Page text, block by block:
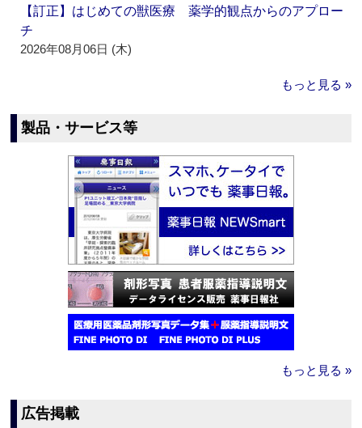
【訂正】はじめての獣医療 薬学的観点からのアプロー
チ
2026年08月06日 (木)
もっと見る »
製品・サービス等
もっと見る »
広告掲載